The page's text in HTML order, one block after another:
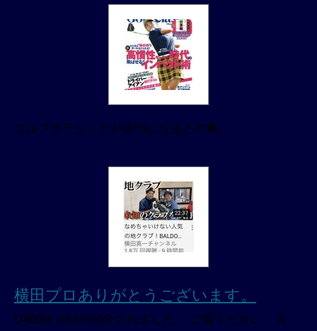
ゴルフクラシックが休刊になるとの事。
横田プロありがとうございます。
D460M ver2が紹介されました。 ご覧ください。 &